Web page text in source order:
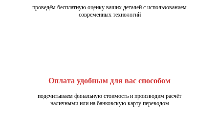
проведём бесплатную оценку ваших деталей с использованием
современных технологий
Оплата удобным для вас способом
подсчитываем финальную стоимость и производим расчёт
наличными или на банковскую карту переводом